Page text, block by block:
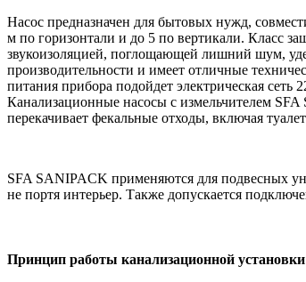
Насос предназначен для бытовых нужд,
м по горизонтали и до 5 по вертикали. Класс
звукоизоляцией, поглощающей лишний шум,
производительности и имеет отличные
питания прибора подойдет электрическая сеть
Канализационные насосы с измельчителем
перекачивает фекальные отходы, включая
SFA SANIPACK применяются для подвесных
не портя интерьер. Также допускается
Принцип работы канализационной